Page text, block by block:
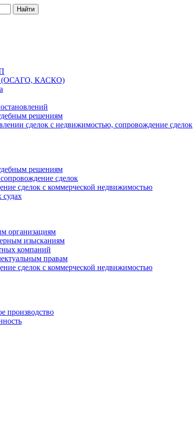
(ОСАГО, КАСКО)
решениям
сделок с недвижимостью, сопровождение сделок
решениям
сделок
сделок с коммерческой недвижимостью
судах
организациям
изысканиям
компаний
правам
сделок с коммерческой недвижимостью
производство